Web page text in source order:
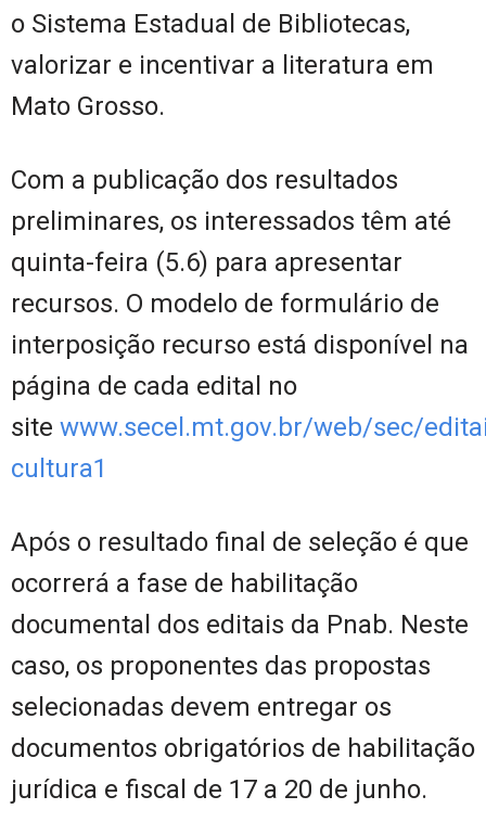
o Sistema Estadual de Bibliotecas,
valorizar e incentivar a literatura em
Mato Grosso.
Com a publicação dos resultados
preliminares, os interessados têm até
quinta-feira (5.6) para apresentar
recursos. O modelo de formulário de
interposição recurso está disponível na
página de cada edital no
site www.secel.mt.gov.br/web/sec/
cultura1
Após o resultado final de seleção é que
ocorrerá a fase de habilitação
documental dos editais da Pnab. Neste
caso, os proponentes das propostas
selecionadas devem entregar os
documentos obrigatórios de habilitação
jurídica e fiscal de 17 a 20 de junho.